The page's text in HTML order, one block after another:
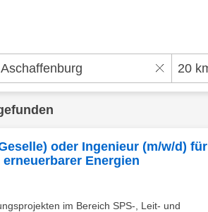
oder Ingenieur (m/w/d) für
Energien
im Bereich SPS-, Leit- und